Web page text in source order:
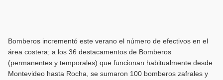
Bomberos incrementó este verano el número de efectivos en el
área costera; a los 36 destacamentos de Bomberos
(permanentes y temporales) que funcionan habitualmente desde
Montevideo hasta Rocha, se sumaron 100 bomberos zafrales y